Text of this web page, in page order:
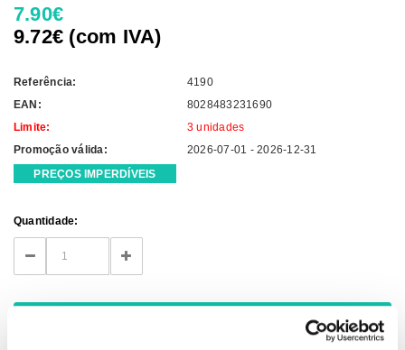
7.90€
9.72€ (com IVA)
Referência:
4190
EAN:
8028483231690
Limite:
3 unidades
Promoção válida:
2026-07-01 - 2026-12-31
PREÇOS IMPERDÍVEIS
Current
Stock:
Quantidade:
DECREASE
QUANTITY:
INCREASE
QUANTITY: